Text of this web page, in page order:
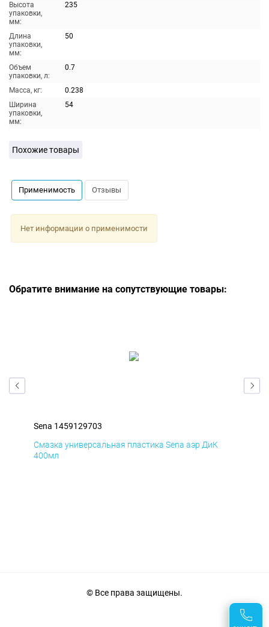
Высота
упаковки,
мм:
235
Длина
упаковки,
мм:
50
Объем
упаковки, л:
0.7
Масса, кг:
0.238
Ширина
упаковки,
мм:
54
Похожие товары
Применимость Отзывы
Нет информации о применимости
Обратите внимание на сопутствующие товары:
Sena 1459129703
Смазка универсальная пластика Sena аэр ДиК
400мл
© Все права защищены.